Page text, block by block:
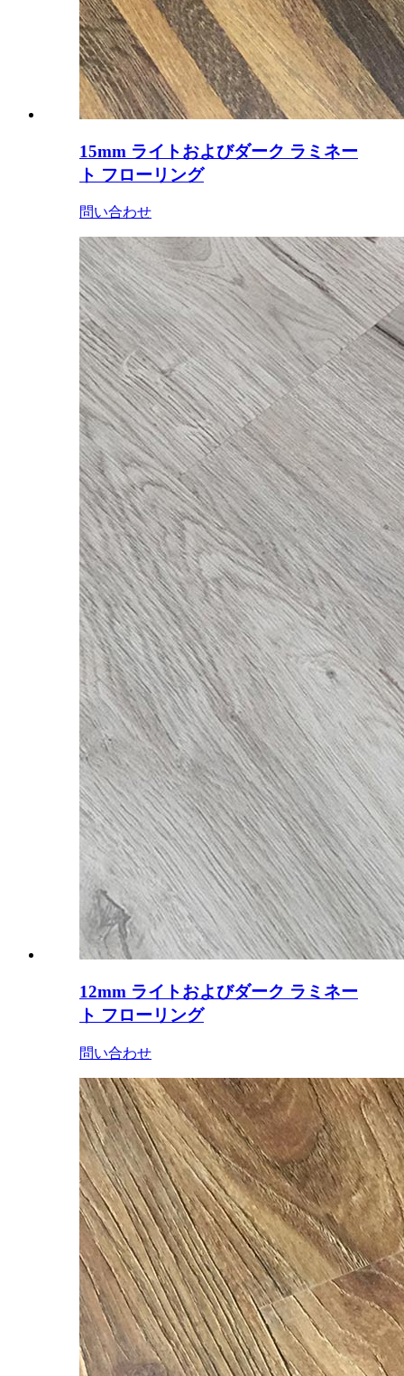
15mm ライトおよびダーク ラミネー
ト フローリング
問い合わせ
12mm ライトおよびダーク ラミネー
ト フローリング
問い合わせ